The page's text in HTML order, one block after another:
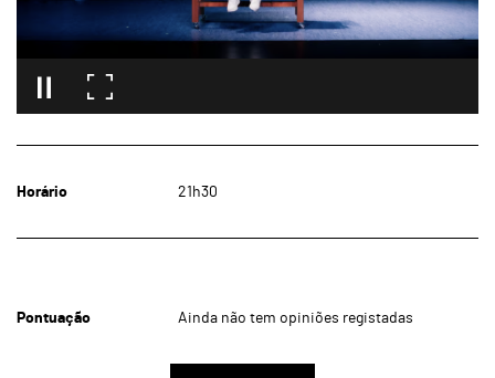
Horário 21h30
Pontuação Ainda não tem opiniões registadas